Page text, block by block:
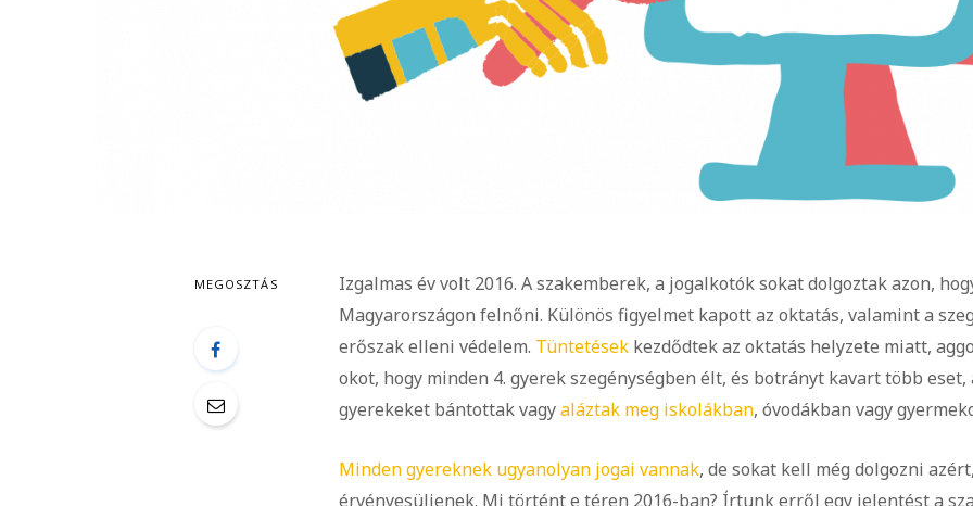
MEGOSZTÁS
Izgalmas év volt 2016. A szakemberek, a jogalkotók sokat dolgoztak azon,
Magyarországon felnőni. Különös figyelmet kapott az oktatás, valamint a
erőszak elleni védelem. Tüntetések kezdődtek az oktatás helyzete miatt,
okot, hogy minden 4. gyerek szegénységben élt, és botrányt kavart több
gyerekeket bántottak vagyaláztak meg iskolákban, óvodákban vagy
Minden gyereknek ugyanolyan jogai vannak, de sokat kell még dolgozni
érvényesüljenek. Mi történt e téren 2016-ban? Írtunk erről egy jelentést a